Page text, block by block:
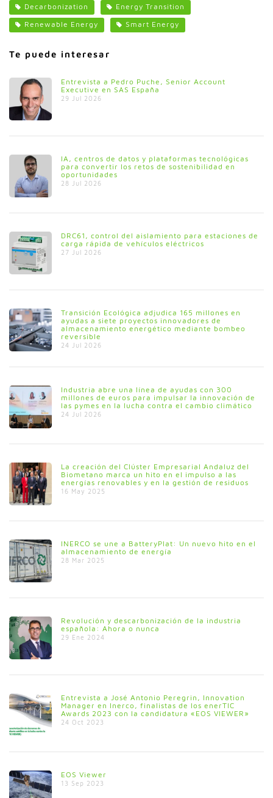
Decarbonization
Energy Transition
Renewable Energy
Smart Energy
Te puede interesar
Entrevista a Pedro Puche, Senior Account
Executive en SAS España
29 Jul 2026
IA, centros de datos y plataformas tecnológicas
para convertir los retos de sostenibilidad en
oportunidades
28 Jul 2026
DRC61, control del aislamiento para estaciones de
carga rápida de vehículos eléctricos
27 Jul 2026
Transición Ecológica adjudica 165 millones en
ayudas a siete proyectos innovadores de
almacenamiento energético mediante bombeo
reversible
24 Jul 2026
Industria abre una línea de ayudas con 300
millones de euros para impulsar la innovación de
las pymes en la lucha contra el cambio climático
24 Jul 2026
La creación del Clúster Empresarial Andaluz del
Biometano marca un hito en el impulso a las
energías renovables y en la gestión de residuos
16 May 2025
INERCO se une a BatteryPlat: Un nuevo hito en el
almacenamiento de energía
28 Mar 2025
Revolución y descarbonización de la industria
española: Ahora o nunca
29 Ene 2024
Entrevista a José Antonio Peregrin, Innovation
Manager en Inerco, finalistas de los enerTIC
Awards 2023 con la candidatura «EOS VIEWER»
24 Oct 2023
EOS Viewer
13 Sep 2023